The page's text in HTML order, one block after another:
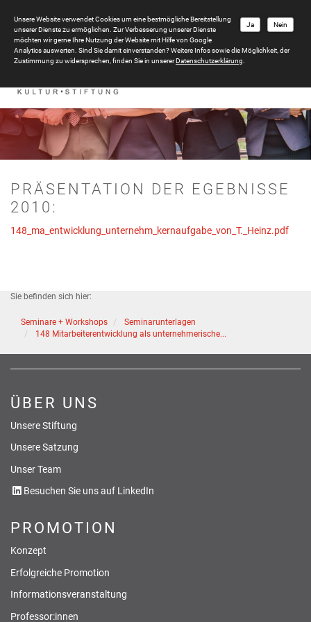
PRÄSENTATION DER EGEBNISSE
2010:
148_ma_entwicklung_unternehm_kernaufgabe_von_T._Heinz.pdf
Sie befinden sich hier:
Seminare + Workshops
Seminarunterlagen
148 Mitarbeiterentwicklung als unternehmerische...
ÜBER UNS
Unsere Stiftung
Unsere Satzung
Unser Team
Besuchen Sie uns auf LinkedIn
PROMOTION
Konzept
Erfolgreiche Promotion
Informationsveranstaltung
Professor:innen
Nein
Ja
Unsere Website verwendet Cookies um eine bestmögliche Bereitstellung
unserer Dienste zu ermöglichen. Zur Verbesserung unserer Dienste
möchten wir gerne Ihre Nutzung der Website mit Hilfe von Google
Analytics auswerten. Sind Sie damit einverstanden? Weitere Infos sowie die Möglichkeit, der
Zustimmung zu widersprechen, finden Sie in unsererDatenschutzerklärung